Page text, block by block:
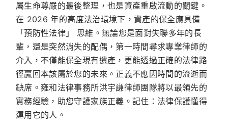
屬生命尊嚴的最後整理，也是資產重啟流動的關鍵。
在 2026 年的高度法治環境下，資產的保全應具備
「預防性法律」 思維。無論您是面對失聯多年的長
輩，還是突然消失的配偶，第一時間尋求專業律師的
介入，不僅能保全現有遺產，更能透過正確的法律路
徑贏回本該屬於您的未來。正義不應因時間的流逝而
缺席。雍和法律事務所洪宇謙律師團隊將以最領先的
實務經驗，助您守護家族正義。記住：法律保護懂得
運用它的人。